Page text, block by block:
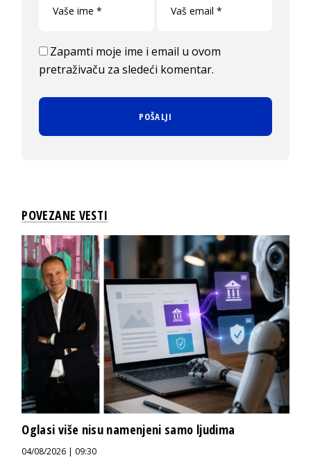
Zapamti moje ime i email u ovom
pretraživaču za sledeći komentar.
POVEZANE VESTI
Oglasi više nisu namenjeni samo ljudima
04/08/2026 | 09:30